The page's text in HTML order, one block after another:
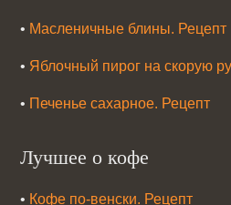
• Масленичные блины. Рецепт
• Яблочный пирог на скорую
• Печенье сахарное. Рецепт
Лучшее о кофе
• Кофе по-венски. Рецепт